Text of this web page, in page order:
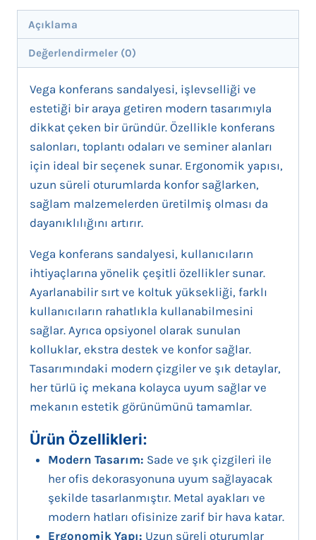
Açıklama
Değerlendirmeler (0)
Vega konferans sandalyesi, işlevselliği ve
estetiği bir araya getiren modern tasarımıyla
dikkat çeken bir üründür. Özellikle konferans
salonları, toplantı odaları ve seminer alanları
için ideal bir seçenek sunar. Ergonomik yapısı,
uzun süreli oturumlarda konfor sağlarken,
sağlam malzemelerden üretilmiş olması da
dayanıklılığını artırır.
Vega konferans sandalyesi, kullanıcıların
ihtiyaçlarına yönelik çeşitli özellikler sunar.
Ayarlanabilir sırt ve koltuk yüksekliği, farklı
kullanıcıların rahatlıkla kullanabilmesini
sağlar. Ayrıca opsiyonel olarak sunulan
kolluklar, ekstra destek ve konfor sağlar.
Tasarımındaki modern çizgiler ve şık detaylar,
her türlü iç mekana kolayca uyum sağlar ve
mekanın estetik görünümünü tamamlar.
Ürün Özellikleri:
Modern Tasarım: Sade ve şık çizgileri ile
her ofis dekorasyonuna uyum sağlayacak
şekilde tasarlanmıştır. Metal ayakları ve
modern hatları ofisinize zarif bir hava katar.
Ergonomik Yapı: Uzun süreli oturumlar